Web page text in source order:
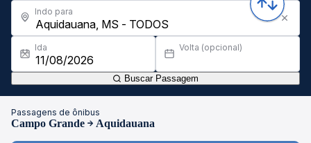
Indo para
Ida Volta (opcional)
Buscar Passagem
Passagens de ônibus
Campo Grande Aquidauana